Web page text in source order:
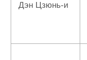
Дэн Цзюнь-и